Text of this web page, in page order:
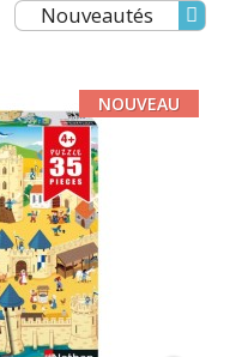
Nouveautés
NOUVEAU